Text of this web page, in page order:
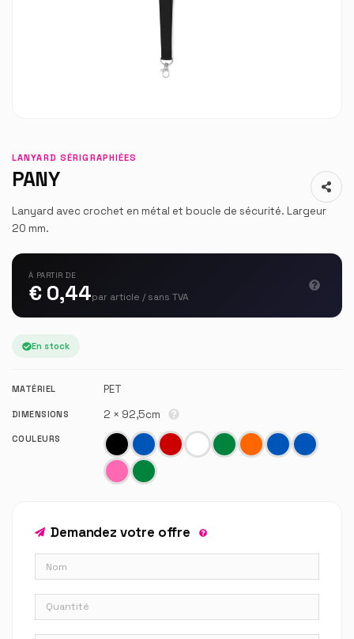
LANYARD SÉRIGRAPHIÉES
PANY
Lanyard avec crochet en métal et boucle de sécurité. Largeur
20 mm.
À PARTIR DE
€ 0,44par article / sans TVA
En stock
MATÉRIEL PET
DIMENSIONS 2 × 92,5cm
COULEURS
Demandez votre offre